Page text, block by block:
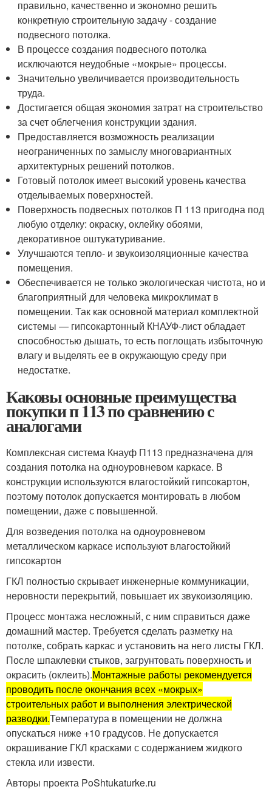
правильно, качественно и экономно решить
конкретную строительную задачу - создание
подвесного потолка.
В процессе создания подвесного потолка
исключаются неудобные «мокрые» процессы.
Значительно увеличивается производительность
труда.
Достигается общая экономия затрат на строительство
за счет облегчения конструкции здания.
Предоставляется возможность реализации
неограниченных по замыслу многовариантных
архитектурных решений потолков.
Готовый потолок имеет высокий уровень качества
отделываемых поверхностей.
Поверхность подвесных потолков П 113 пригодна под
любую отделку: окраску, оклейку обоями,
декоративное оштукатуривание.
Улучшаются тепло- и звукоизоляционные качества
помещения.
Обеспечивается не только экологическая чистота, но и
благоприятный для человека микроклимат в
помещении. Так как основной материал комплектной
системы — гипсокартонный КНАУФ-лист обладает
способностью дышать, то есть поглощать избыточную
влагу и выделять ее в окружающую среду при
недостатке.
Каковы основные преимущества
покупки п 113 по сравнению с
аналогами
Комплексная система Кнауф П113 предназначена для
создания потолка на одноуровневом каркасе. В
конструкции используются влагостойкий гипсокартон,
поэтому потолок допускается монтировать в любом
помещении, даже с повышенной.
Для возведения потолка на одноуровневом
металлическом каркасе используют влагостойкий
гипсокартон
ГКЛ полностью скрывает инженерные коммуникации,
неровности перекрытий, повышает их звукоизоляцию.
Процесс монтажа несложный, с ним справиться даже
домашний мастер. Требуется сделать разметку на
потолке, собрать каркас и установить на него листы ГКЛ.
После шпаклевки стыков, загрунтовать поверхность и
окрасить (оклеить).Монтажные работы рекомендуется
проводить после окончания всех «мокрых»
строительных работ и выполнения электрической
разводки.Температура в помещении не должна
опускаться ниже +10 градусов. Не допускается
окрашивание ГКЛ красками с содержанием жидкого
стекла или извести.
Авторы проекта PoShtukaturke.ru